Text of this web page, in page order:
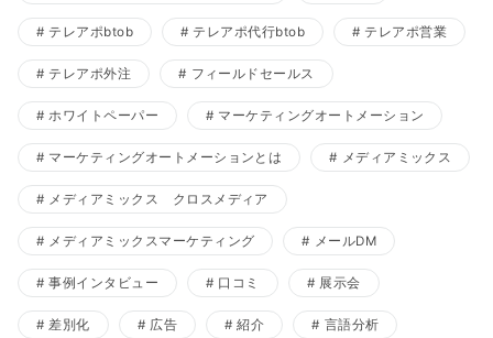
テレアポbtob テレアポ代行btob テレアポ営業
テレアポ外注 フィールドセールス
ホワイトペーパー マーケティングオートメーション
マーケティングオートメーションとは メディアミックス
メディアミックス クロスメディア
メディアミックスマーケティング メールDM
事例インタビュー 口コミ 展示会
差別化 広告 紹介 言語分析